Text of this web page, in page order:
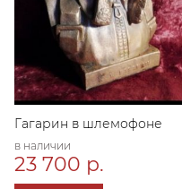
Гагарин в шлемофоне
в наличии
23 700 р.